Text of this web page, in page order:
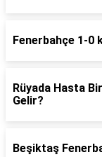
Fenerbahçe 1-0
Rüyada Hasta
Gelir?
Beşiktaş